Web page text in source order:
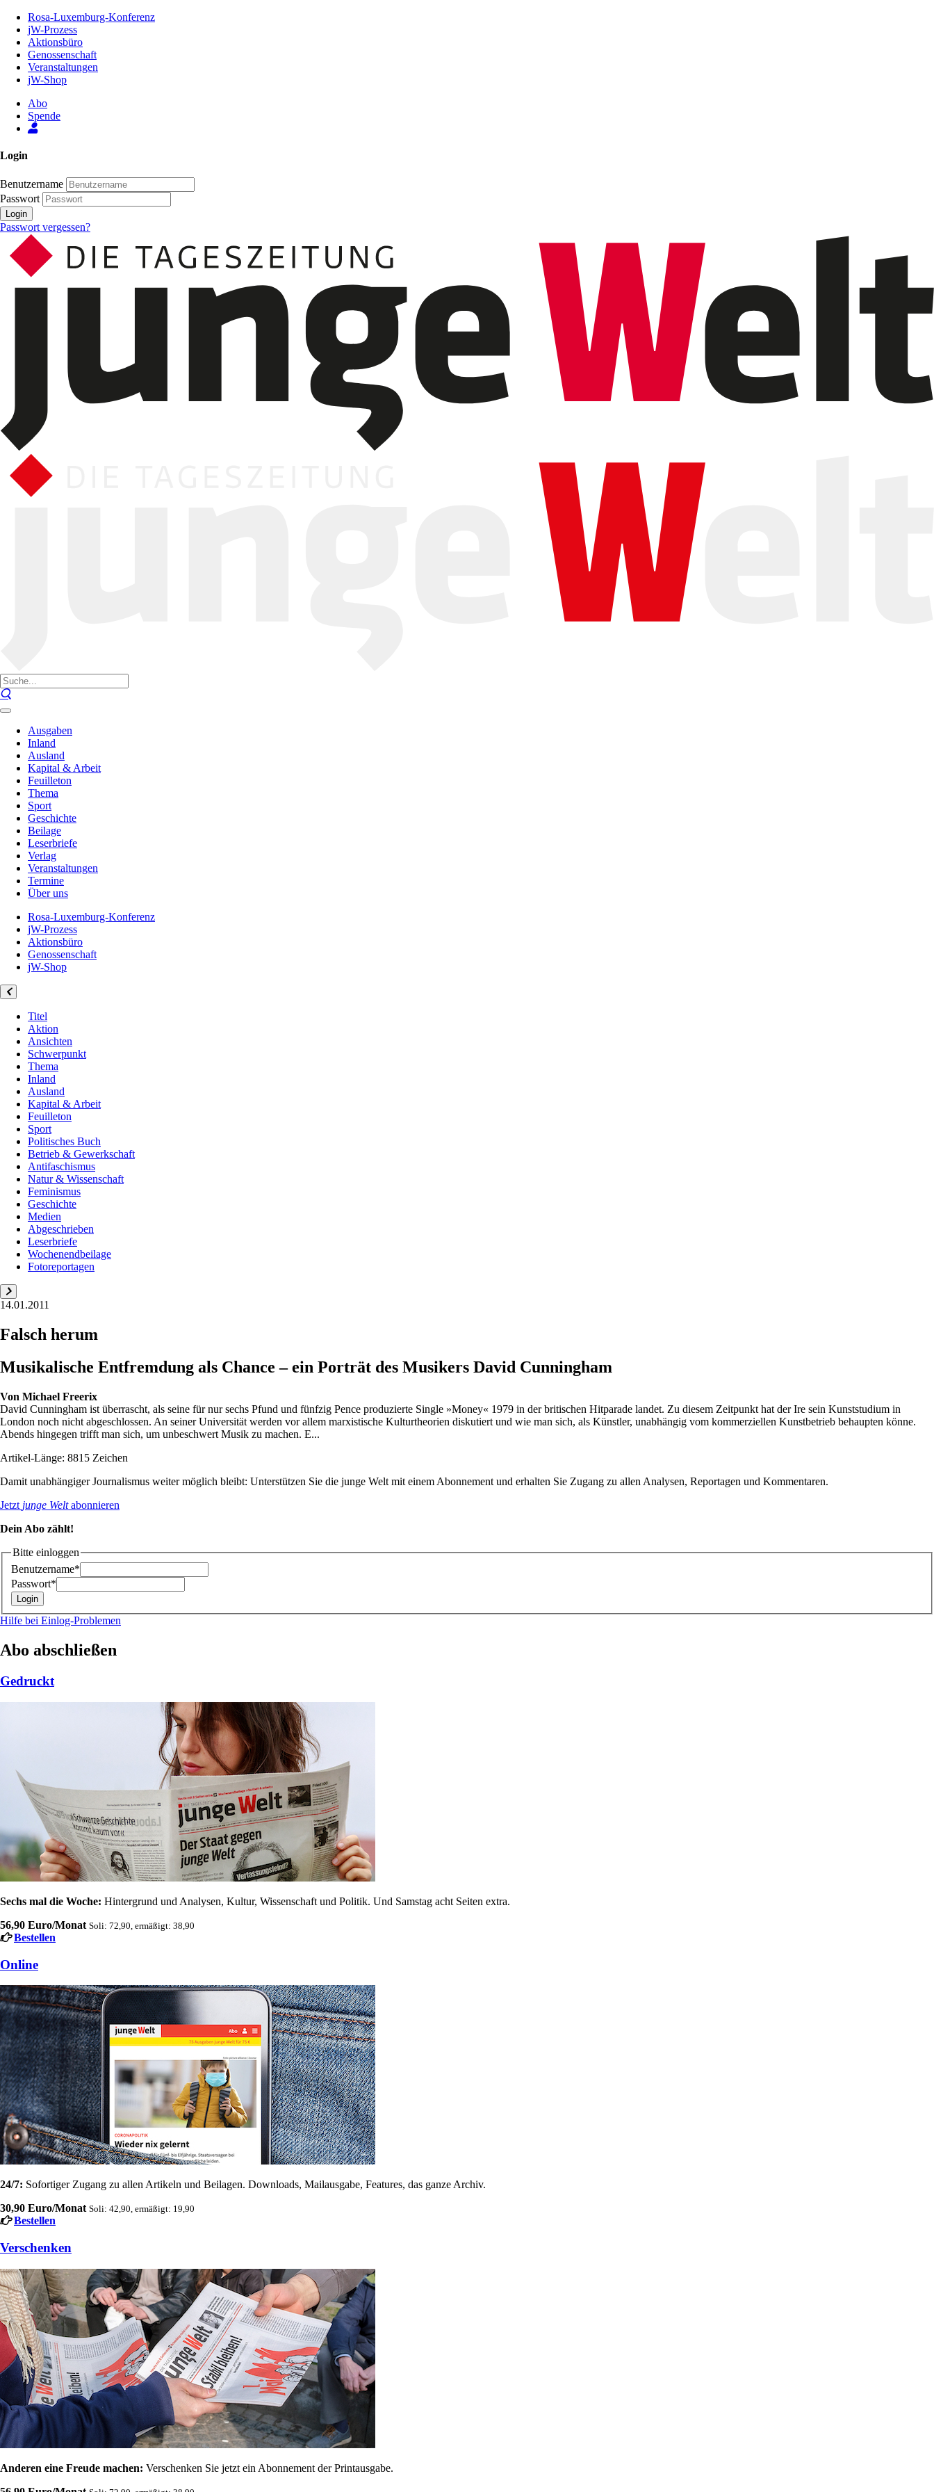
Inhalt
Seite
Rosa-Luxemburg-Konferenz
jW-Prozess
Aktionsbüro
Genossenschaft
Veranstaltungen
jW-Shop
Abo
Spende
Login
Benutzername
Passwort
Login
Passwort vergessen?
Ausgaben
Inland
Ausland
Kapital & Arbeit
Feuilleton
Thema
Sport
Geschichte
Beilage
Leserbriefe
Verlag
Veranstaltungen
Termine
Über uns
Rosa-Luxemburg-Konferenz
jW-Prozess
Aktionsbüro
Genossenschaft
jW-Shop
Titel
Aktion
Ansichten
Schwerpunkt
Thema
Inland
Ausland
Kapital & Arbeit
Feuilleton
Sport
Politisches Buch
Betrieb & Gewerkschaft
Antifaschismus
Natur & Wissenschaft
Feminismus
Geschichte
Medien
Abgeschrieben
Leserbriefe
Wochenendbeilage
Fotoreportagen
14.01.2011
Falsch herum
Musikalische Entfremdung als Chance – ein Porträt des Musikers David Cunningham
Von Michael Freerix
David Cunningham ist überrascht, als seine für nur sechs Pfund und fünfzig Pence produzierte Single »Money« 1979 in der britischen Hitparade landet. Zu diesem Zeitpunkt hat der Ire sein Kunststudium in
London noch nicht abgeschlossen. An seiner Universität werden vor allem marxistische Kulturtheorien diskutiert und wie man sich, als Künstler, unabhängig vom kommerziellen Kunstbetrieb behaupten könne.
Abends hingegen trifft man sich, um unbeschwert Musik zu machen. E...
Artikel-Länge: 8815 Zeichen
Damit unabhängiger Journalismus weiter möglich bleibt: Unterstützen Sie die junge Welt mit einem Abonnement und erhalten Sie Zugang zu allen Analysen, Reportagen und Kommentaren.
Jetzt junge Weltabonnieren
Dein Abo zählt!
Bitte einloggen
Benutzername*
Passwort*
Hilfe bei Einlog-Problemen
Abo abschließen
Gedruckt
Sechs mal die Woche: Hintergrund und Analysen, Kultur, Wissenschaft und Politik. Und Samstag acht Seiten extra.
56,90 Euro/Monat Soli: 72,90, ermäßigt: 38,90
Bestellen
Online
24/7: Sofortiger Zugang zu allen Artikeln und Beilagen. Downloads, Mailausgabe, Features, das ganze Archiv.
30,90 Euro/Monat Soli: 42,90, ermäßigt: 19,90
Bestellen
Verschenken
Anderen eine Freude machen: Verschenken Sie jetzt ein Abonnement der Printausgabe.